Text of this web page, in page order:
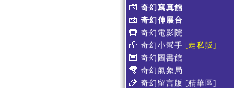
奇幻寫真館
奇幻伸展台
奇幻電影院
奇幻小幫手 [走私販]
奇幻圖書館
奇幻氣象局
奇幻留言版 [精華區]